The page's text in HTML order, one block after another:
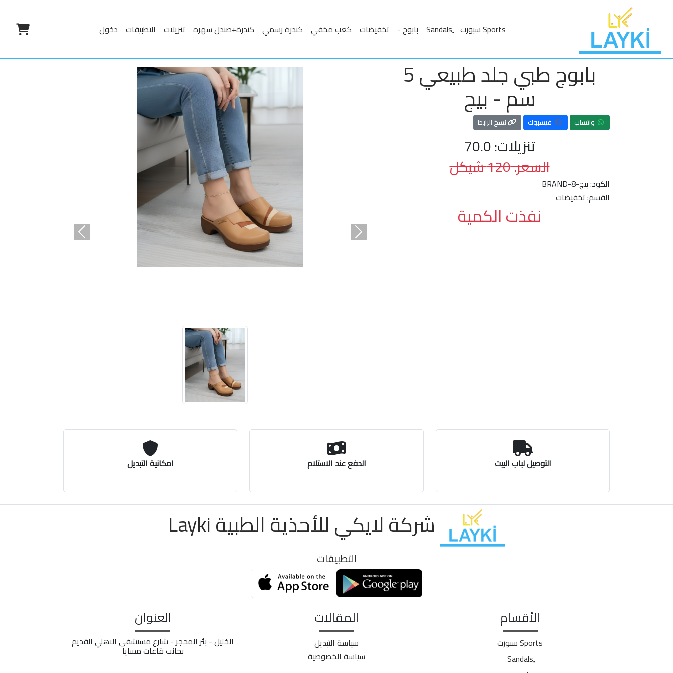
Sports سبورت بابوج - تخفيضات كعب مخفي كندرة رسمي كندرة+صندل سهره تنزيلات التطبيقات دخول
بابوج طبي جلد طبيعي 5
سم - بيج
واتساب فيسبوك نسخ الرابط
تنزيلات: 70.0
السعر: 120 شيكل
الكود:BRAND-8-بيج
القسم:تخفيضات
نفذت الكمية
السابق التالي
التوصيل لباب البيت الدفع عند الاستلام امكانية التبديل
شركة لايكي للأحذية الطبية Layki
التطبيقات
الأقسام
Sports سبورت
المقالات
سياسة التبديل
سياسة الخصوصية
العنوان
الخليل - بئر المحجر - شارع مستشفى الاهلي القديم
بجانب قاعات مسايا